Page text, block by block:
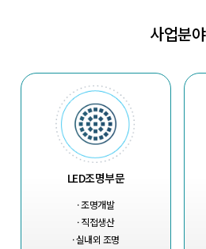
사업분야
LED조명부문
· 조명개발
· 직접생산
· 실내외 조명